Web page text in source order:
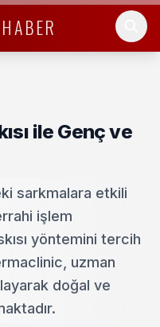
HABER
ile Genç ve
sarkmalara etkili
işlem
yöntemini tercih
uzman
doğal ve